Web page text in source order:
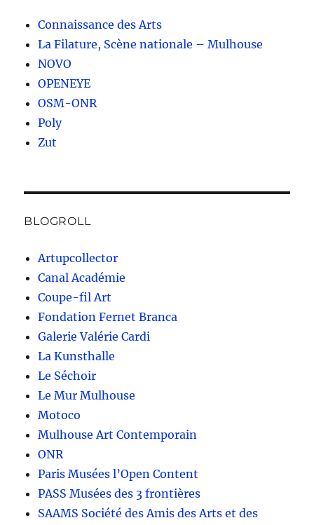
Connaissance des Arts
La Filature, Scène nationale – Mulhouse
NOVO
OPENEYE
OSM-ONR
Poly
Zut
BLOGROLL
Artupcollector
Canal Académie
Coupe-fil Art
Fondation Fernet Branca
Galerie Valérie Cardi
La Kunsthalle
Le Séchoir
Le Mur Mulhouse
Motoco
Mulhouse Art Contemporain
ONR
Paris Musées l’Open Content
PASS Musées des 3 frontières
SAAMS Société des Amis des Arts et des